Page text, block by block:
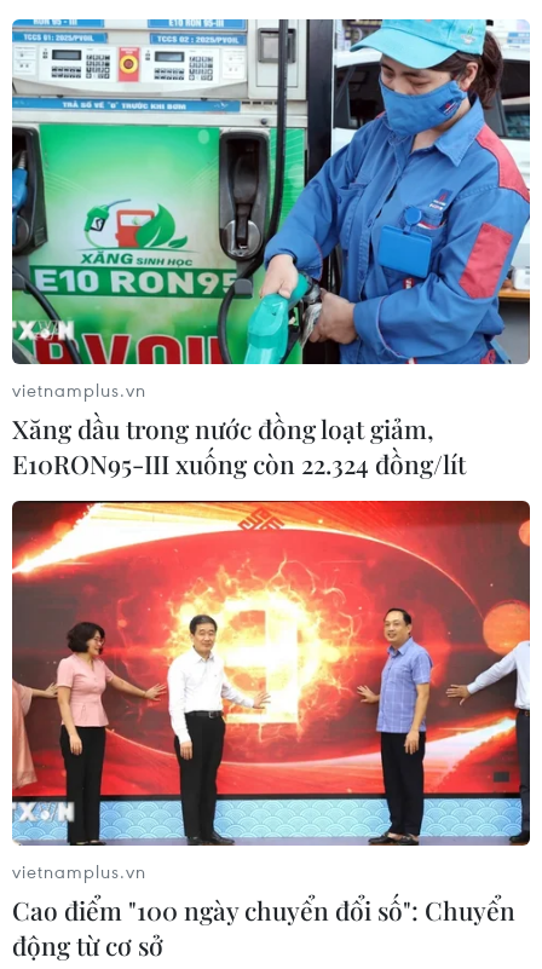
vietnamplus.vn
Xăng dầu trong nước đồng loạt giảm,
E10RON95-III xuống còn 22.324 đồng/lít
vietnamplus.vn
Cao điểm "100 ngày chuyển đổi số": Chuyển
động từ cơ sở